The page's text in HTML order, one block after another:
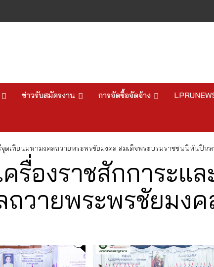
ข่าวรับสมัครงาน การจัดซื้อจัดจ้าง
ดเทียนมหามงคลถวายพระพรชัยมงคล สมเด็จพระบรมราชชนนีพันปีหล
รื่องราชสักการะแ
วายพระพรชัยมงค